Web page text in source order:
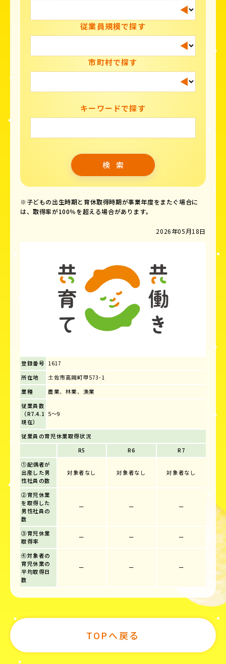
従業員規模で探す
市町村で探す
キーワードで探す
※子どもの出生時期と育休取得時期が事業年度をまたぐ場合に
は、取得率が100％を超える場合があります。
2026年05月18日
登録番号 1617
所在地
土佐市高岡町甲573-1
業種
農業、林業、漁業
従業員数
（R7.4.1
現在）
5～9
従業員の育児休業取得状況
R5
R6
R7
①配偶者が
出産した男
性社員の数
対象者なし 対象者なし 対象者なし
②育児休業
を取得した
男性社員の
数
ー ー ー
③育児休業
取得率
ー ー ー
④対象者の
育児休業の
平均取得日
数
ー ー ー
TOPへ戻る